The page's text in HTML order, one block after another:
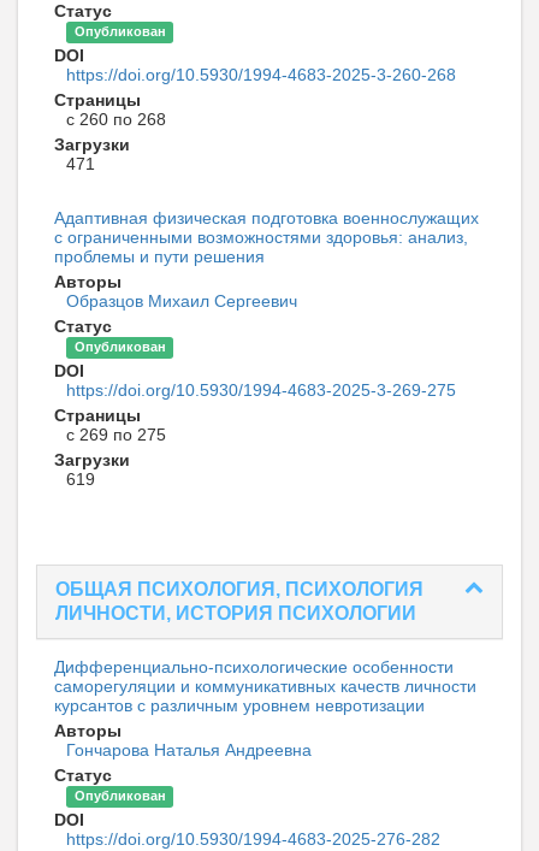
Статус
Опубликован
DOI
https://doi.org/10.5930/1994-4683-2025-3-260-268
Страницы
с 260 по 268
Загрузки
471
Адаптивная физическая подготовка военнослужащих
с ограниченными возможностями здоровья: анализ,
проблемы и пути решения
Авторы
Образцов Михаил Сергеевич
Статус
Опубликован
DOI
https://doi.org/10.5930/1994-4683-2025-3-269-275
Страницы
с 269 по 275
Загрузки
619
ОБЩАЯ ПСИХОЛОГИЯ, ПСИХОЛОГИЯ
ЛИЧНОСТИ, ИСТОРИЯ ПСИХОЛОГИИ
Дифференциально-психологические особенности
саморегуляции и коммуникативных качеств личности
курсантов с различным уровнем невротизации
Авторы
Гончарова Наталья Андреевна
Статус
Опубликован
DOI
https://doi.org/10.5930/1994-4683-2025-276-282